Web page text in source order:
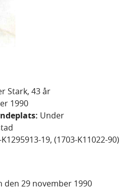
Stark, 43 år
1990
Under
19, (1703-K11022-90)
den 29 november 1990